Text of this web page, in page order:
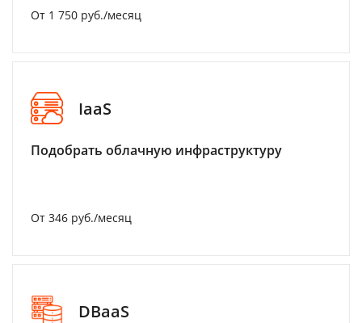
От 1 750 руб./месяц
IaaS
Подобрать облачную инфраструктуру
От 346 руб./месяц
DBaaS